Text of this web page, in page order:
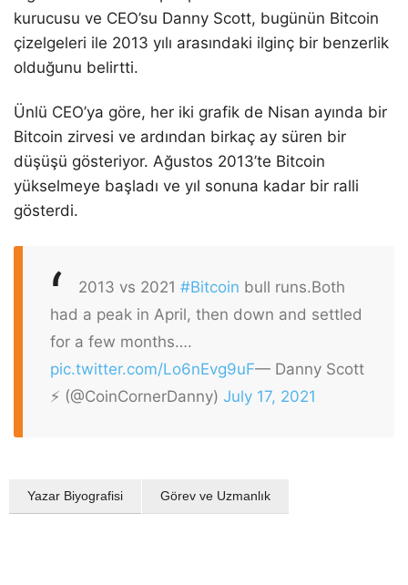
kurucusu ve CEO’su Danny Scott, bugünün Bitcoin
çizelgeleri ile 2013 yılı arasındaki ilginç bir benzerlik
olduğunu belirtti.
Ünlü CEO’ya göre, her iki grafik de Nisan ayında bir
Bitcoin zirvesi ve ardından birkaç ay süren bir
düşüşü gösteriyor. Ağustos 2013’te Bitcoin
yükselmeye başladı ve yıl sonuna kadar bir ralli
gösterdi.
2013 vs 2021 #Bitcoin bull runs.Both
had a peak in April, then down and settled
for a few months….
pic.twitter.com/Lo6nEvg9uF— Danny Scott
⚡ (@CoinCornerDanny) July 17, 2021
Yazar Biyografisi Görev ve Uzmanlık